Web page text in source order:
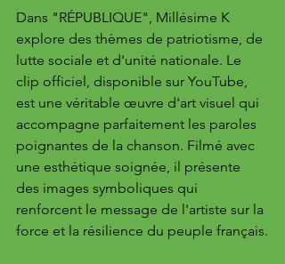
Dans "RÉPUBLIQUE", Millésime K
explore des thèmes de patriotisme, de
lutte sociale et d'unité nationale. Le
clip officiel, disponible sur YouTube,
est une véritable œuvre d'art visuel qui
accompagne parfaitement les paroles
poignantes de la chanson. Filmé avec
une esthétique soignée, il présente
des images symboliques qui
renforcent le message de l'artiste sur la
force et la résilience du peuple français​​.